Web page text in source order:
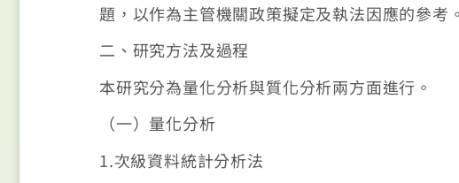
題，以作為主管機關政策擬定及執法因應的參考。
二、研究方法及過程
本研究分為量化分析與質化分析兩方面進行。
（一）量化分析
1.次級資料統計分析法